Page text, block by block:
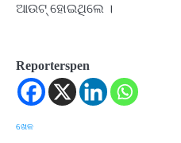
ଆଉଟ୍ ହୋଇଥିଲେ ।
Reporterspen
ଖେଳ